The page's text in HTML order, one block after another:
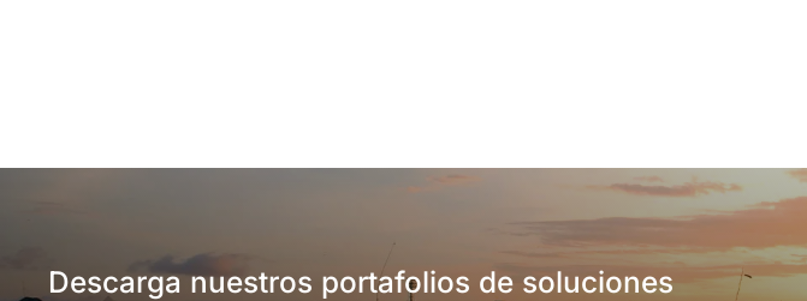
Descarga nuestros portafolios de soluciones